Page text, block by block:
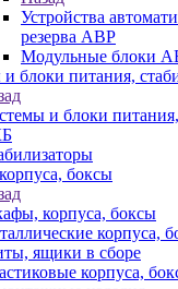
Устройства
резерва АВР
Модульные блоки
блоки питания,
и блоки
боксы
корпуса, боксы
корпуса,
ящики в сборе
корпуса,